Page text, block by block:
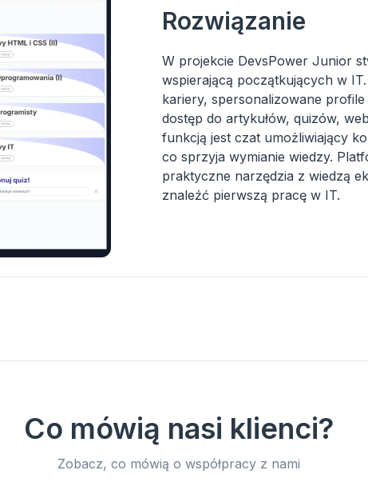
Rozwiązanie
W projekcie DevsPower Junior
wspierającą początkujących w
kariery, spersonalizowane
dostęp do artykułów, quizów,
funkcją jest czat umożliwiający
co sprzyja wymianie wiedzy.
praktyczne narzędzia z wiedzą
znaleźć pierwszą pracę w IT.
Co mówią nasi klienci?
Zobacz, co mówią o współpracy z nami